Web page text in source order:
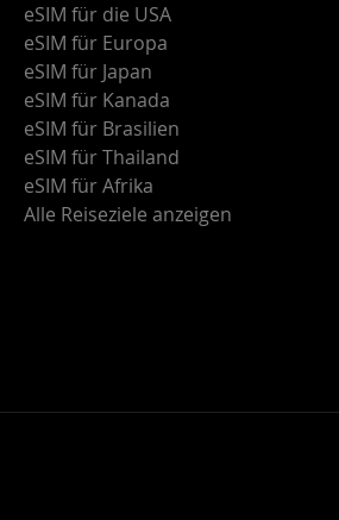
eSIM für die USA
eSIM für Europa
eSIM für Japan
eSIM für Kanada
eSIM für Brasilien
eSIM für Thailand
eSIM für Afrika
Alle Reiseziele anzeigen